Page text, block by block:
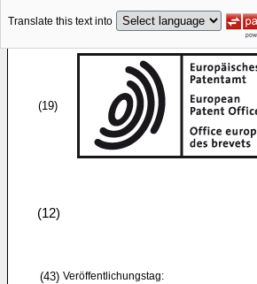
Translate this text into
(19)
(12)
(43) Veröffentlichungstag: